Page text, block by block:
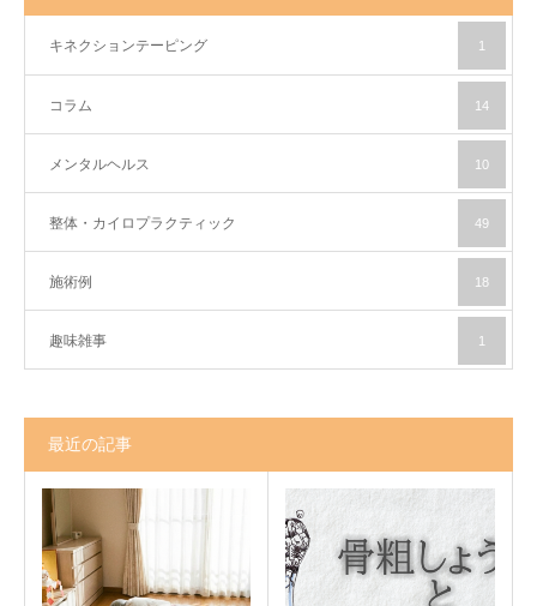
キネクションテーピング 1
コラム 14
メンタルヘルス 10
整体・カイロプラクティック 49
施術例 18
趣味雑事 1
最近の記事